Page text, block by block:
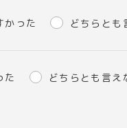
かった どちらとも
た どちらとも言え